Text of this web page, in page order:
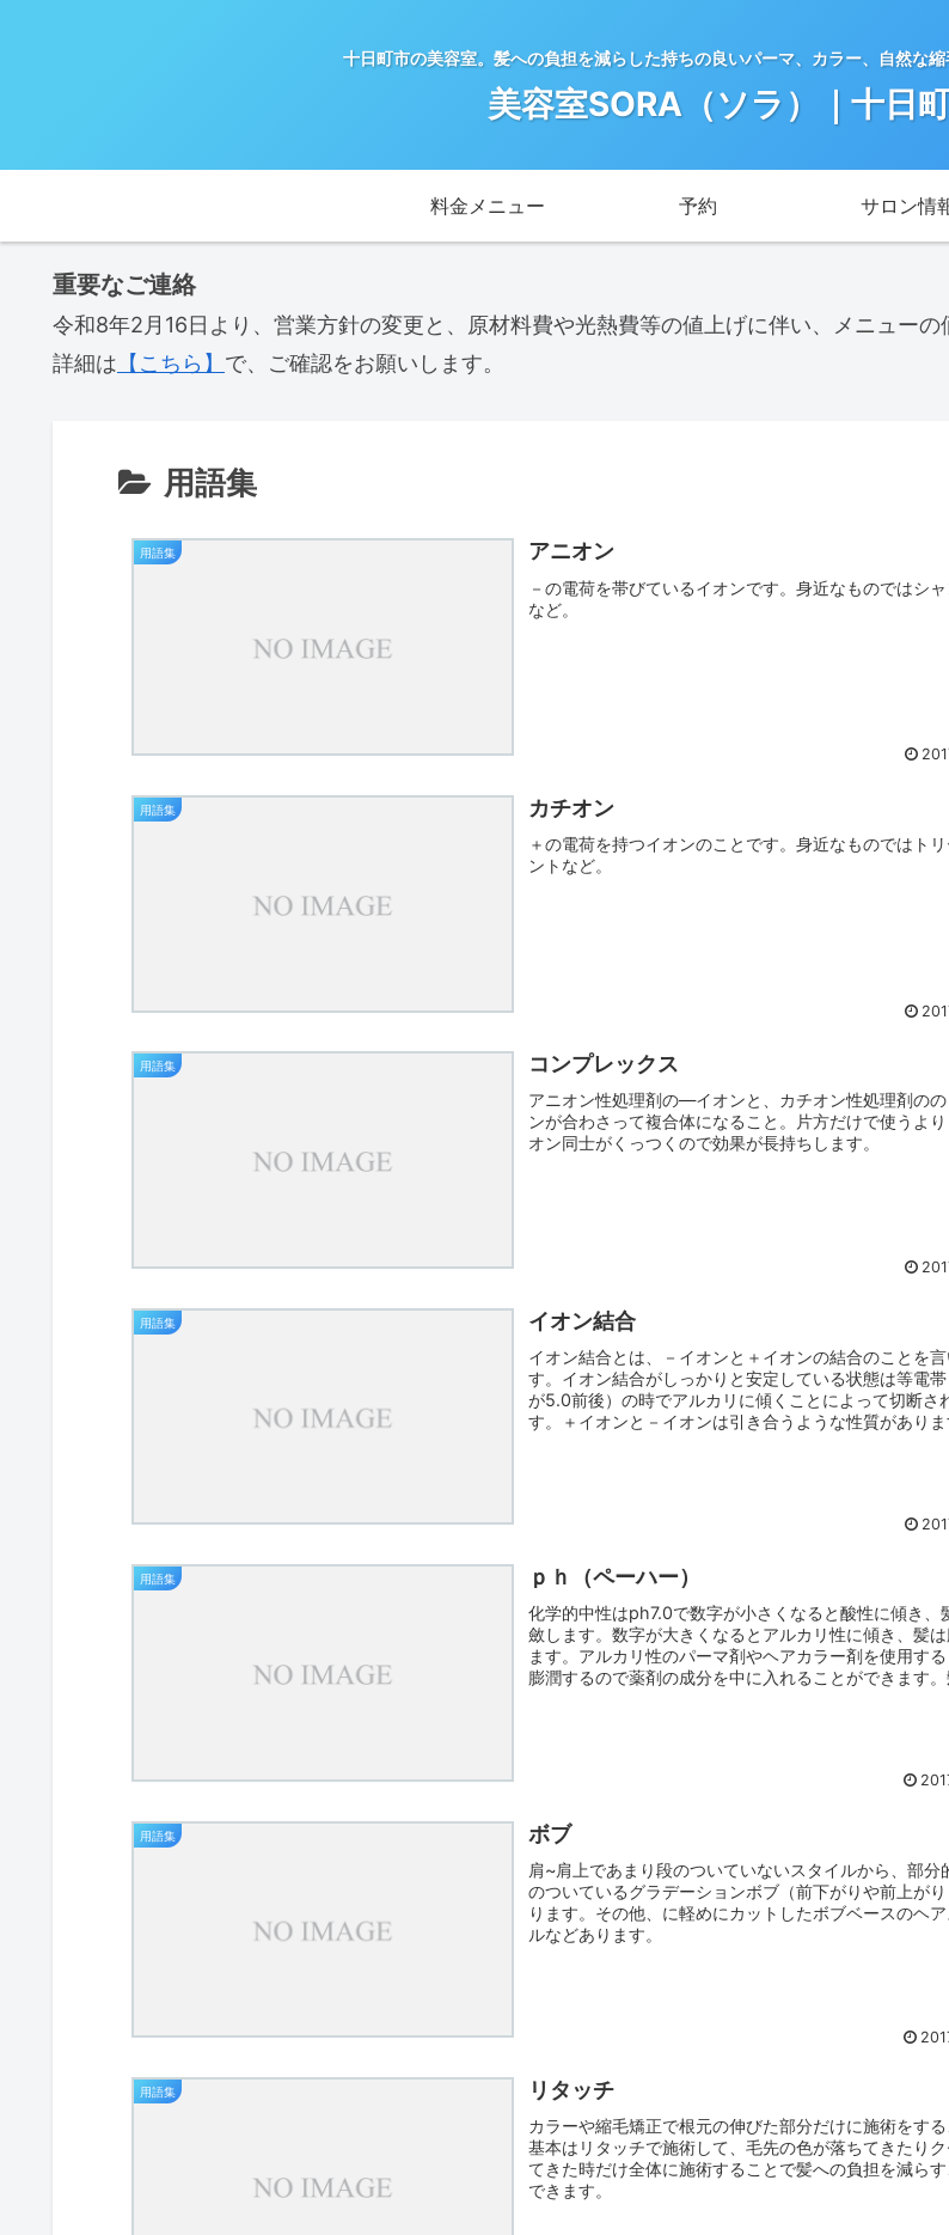
十日町市の美容室。髪への負担を減らした持ちの良いパーマ、カラー、自然な
美容室SORA（ソラ）｜十日
料金メニュー 予約 サロン情
重要なご連絡
令和8年2月16日より、営業方針の変更と、原材料費や光熱費等の値上げに伴い、メニューの
詳細は 【こちら】 で、ご確認をお願いします。
用語集
用語集 アニオン
－の電荷を帯びているイオンです。身近なものではシ
など。
用語集 カチオン
＋の電荷を持つイオンのことです。身近なものではトリ
ントなど。
用語集 コンプレックス
アニオン性処理剤の―イオンと、カチオン性処理剤の
ンが合わさって複合体になること。片方だけで使うより
オン同士がくっつくので効果が長持ちします。
用語集 イオン結合
イオン結合とは、－イオンと＋イオンの結合のことを言
す。イオン結合がしっかりと安定している状態は等電
が5.0前後）の時でアルカリに傾くことによって切断さ
す。＋イオンと－イオンは引き合うような性質がありま
用語集 ｐｈ（ペーハー）
化学的中性はph7.0で数字が小さくなると酸性に傾き、
斂します。数字が大きくなるとアルカリ性に傾き、髪は
ます。アルカリ性のパーマ剤やヘアカラー剤を使用す
膨潤するので薬剤の成分を中に入れることができます。
用語集 ボブ
肩~肩上であまり段のついていないスタイルから、部分
のついているグラデーションボブ（前下がりや前上が
ります。その他、に軽めにカットしたボブベースのヘア
ルなどあります。
用語集 リタッチ
カラーや縮毛矯正で根元の伸びた部分だけに施術をする
基本はリタッチで施術して、毛先の色が落ちてきたり
てきた時だけ全体に施術することで髪への負担を減ら
できます。